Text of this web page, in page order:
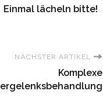
Einmal lächeln bitte!
NÄCHSTER ARTIKEL
Komplexe